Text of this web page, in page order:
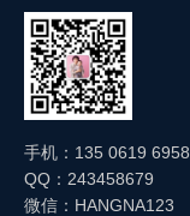
手机：135 0619 6958
QQ：243458679
微信：HANGNA123